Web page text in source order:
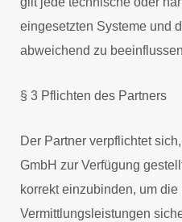
eingesetzten Systeme und
abweichend zu
§ 3 Pflichten des Partners
Der Partner verpflichtet
GmbH zur Verfügung
korrekt einzubinden, um
Vermittlungsleistungen